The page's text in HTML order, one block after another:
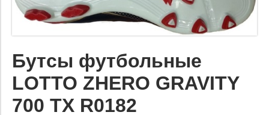
Бутсы футбольные
LOTTO ZHERO GRAVITY
700 TX R0182